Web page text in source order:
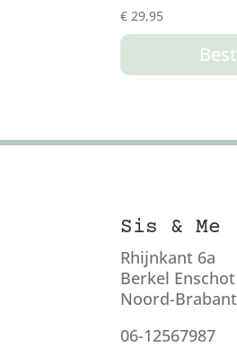
€ 29,95
Sis & Me
Rhijnkant 6a
Berkel Enschot
Noord-Brabant
06-12567987